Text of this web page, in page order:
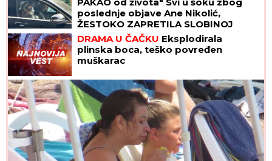
poslednje objave Ane Nikolić,
ŽESTOKO ZAPRETILA SLOBINOJ
ŽENI: "UNIŠTIĆU TI BRAK"
DRAMA U ČAČKU Eksplodirala
plinska boca, teško povređen
muškarac